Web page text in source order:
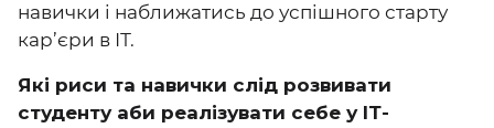
навички і наближатись до успішного старту
кар’єри в ІТ.
Які риси та навички слід розвивати
студенту аби реалізувати себе у ІТ-